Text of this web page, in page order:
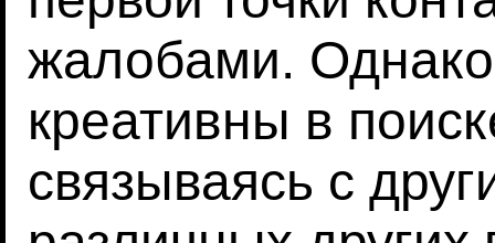
жалобами.
креативны в
связываясь с